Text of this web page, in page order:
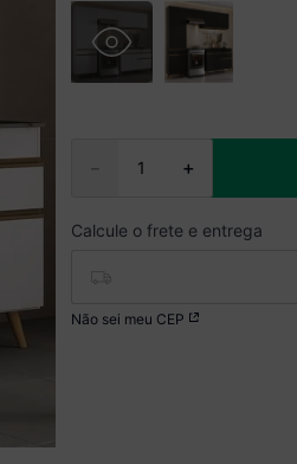
＋
－
Não sei meu CEP